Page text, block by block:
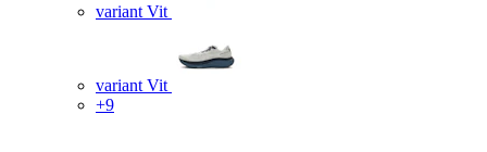
variant Vit
variant Vit
+9